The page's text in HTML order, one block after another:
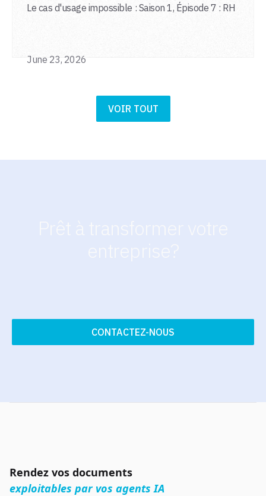
VOIR TOUT
Le cas d'usage impossible : Saison 1, Épisode 7 : RH
June 23, 2026
CONTACTEZ-NOUS
Rendez vos documents
exploitables par vos agents IA